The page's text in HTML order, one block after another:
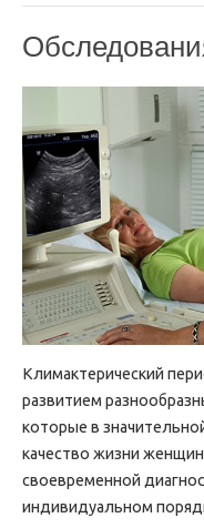
Климактерический
развитием
которые в
качество жизни
своевременной
индивидуальном